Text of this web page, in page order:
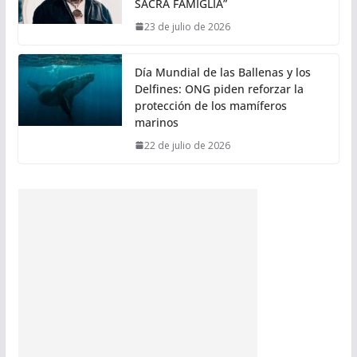
SACRA FAMIGLIA”
23 de julio de 2026
Día Mundial de las Ballenas y los
Delfines: ONG piden reforzar la
protección de los mamíferos
marinos
22 de julio de 2026